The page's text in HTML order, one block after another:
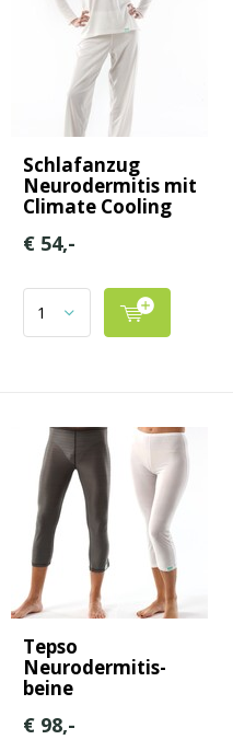
Schlafanzug
Neurodermitis mit
Climate Cooling
€ 54,-
Tepso
Neurodermitis-
beine
€ 98,-